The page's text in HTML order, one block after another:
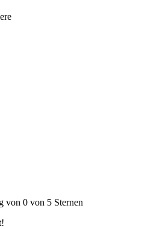
von 0 von 5 Sternen